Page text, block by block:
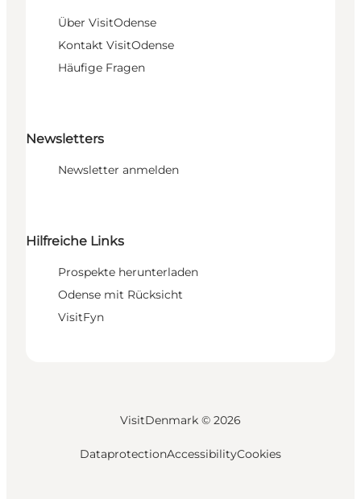
Über VisitOdense
Kontakt VisitOdense
Häufige Fragen
Newsletters
Newsletter anmelden
Hilfreiche Links
Prospekte herunterladen
Odense mit Rücksicht
VisitFyn
VisitDenmark © 2026
DataprotectionAccessibilityCookies